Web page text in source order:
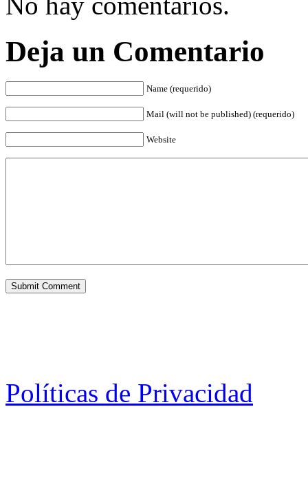
Deja un Comentario
Name (requerido)
Mail (will not be published) (requerido)
Website
Políticas de Privacidad